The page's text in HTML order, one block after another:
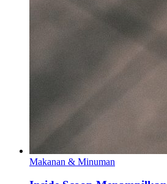
Makanan & Minuman